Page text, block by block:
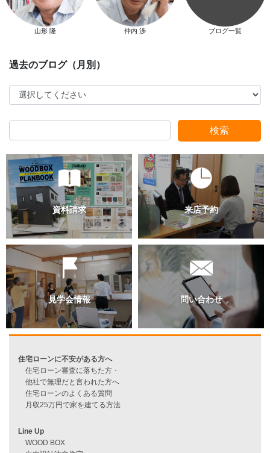
スタッフ別ブログ
山形 隆 仲内 渉 ブログ一覧
過去のブログ（月別）
検索